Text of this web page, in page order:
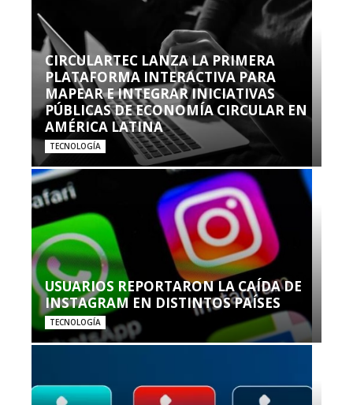
CIRCULARTEC LANZA LA PRIMERA
PLATAFORMA INTERACTIVA PARA
MAPEAR E INTEGRAR INICIATIVAS
PÚBLICAS DE ECONOMÍA CIRCULAR EN
AMÉRICA LATINA
TECNOLOGÍA
USUARIOS REPORTARON LA CAÍDA DE
INSTAGRAM EN DISTINTOS PAÍSES
TECNOLOGÍA